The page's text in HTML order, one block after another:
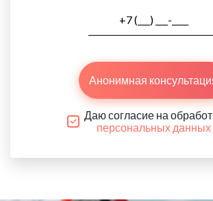
Анонимная
Даю согласие на
персональных данных